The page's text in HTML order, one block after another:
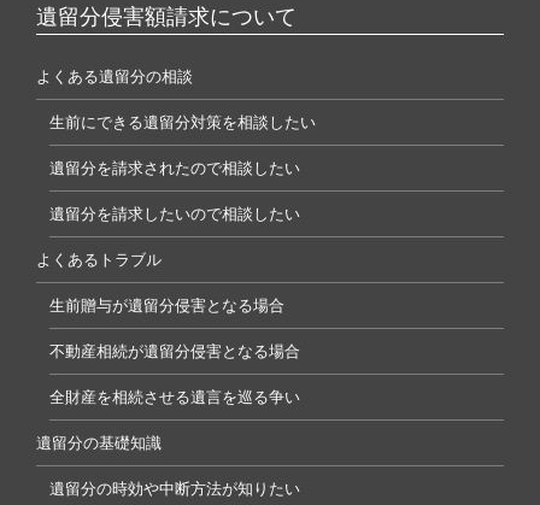
遺留分侵害額請求について
よくある遺留分の相談
生前にできる遺留分対策を相談したい
遺留分を請求されたので相談したい
遺留分を請求したいので相談したい
よくあるトラブル
生前贈与が遺留分侵害となる場合
不動産相続が遺留分侵害となる場合
全財産を相続させる遺言を巡る争い
遺留分の基礎知識
遺留分の時効や中断方法が知りたい